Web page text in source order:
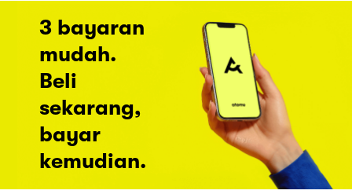
3 bayaran
mudah.
Beli
sekarang,
bayar
kemudian.